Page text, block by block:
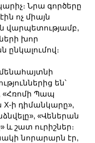
Նրա գործերը
ոչ միայն
վարպետությամբ,
խոր
ընկալումով։
են՝
«Հռոմի Պապ
X-ի դիմանկարը»,
«Վեներան
և շատ ուրիշներ։
նորարարն էր,